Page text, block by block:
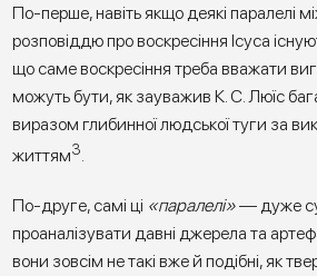
По-перше, навіть якщо деякі паралелі
розповіддю про воскресіння Ісуса
що саме воскресіння треба вважати
можуть бути, як зауважив К. С. Люїс
виразом глибинної людської туги за
життям3.
По-друге, самі ці «паралелі»— дуже
проаналізувати давні джерела та
вони зовсім не такі вже й подібні, як